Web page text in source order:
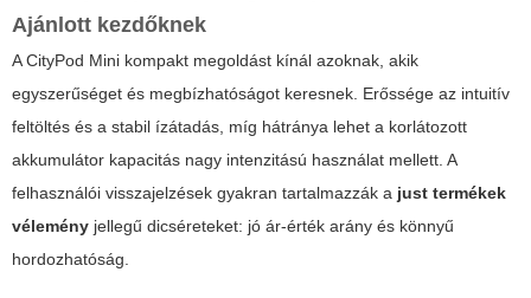
Ajánlott kezdőknek
A CityPod Mini kompakt megoldást kínál azoknak, akik
egyszerűséget és megbízhatóságot keresnek. Erőssége az intuitív
feltöltés és a stabil ízátadás, míg hátránya lehet a korlátozott
akkumulátor kapacitás nagy intenzitású használat mellett. A
felhasználói visszajelzések gyakran tartalmazzák a just termékek
vélemény jellegű dicséreteket: jó ár-érték arány és könnyű
hordozhatóság.